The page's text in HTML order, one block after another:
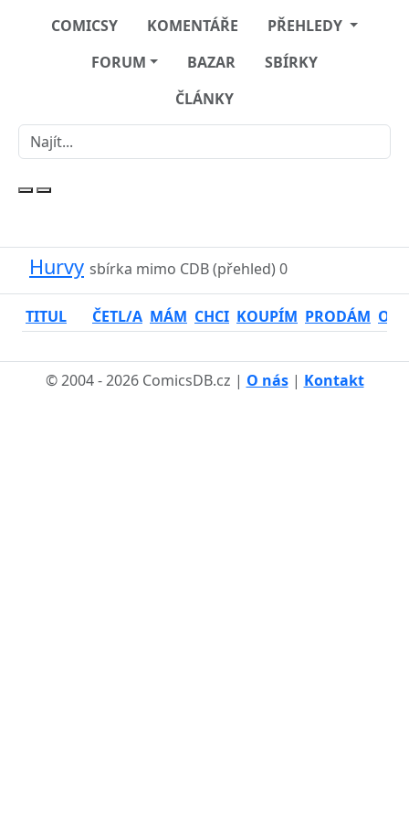
COMICSY KOMENTÁŘE
PŘEHLEDY
FORUM
BAZAR
SBÍRKY
ČLÁNKY
Hurvy sbírka mimo CDB (přehled) 0
TITUL ČETL/A MÁM CHCI KOUPÍM PRODÁM
© 2004 - 2026 ComicsDB.cz | O nás| Kontakt